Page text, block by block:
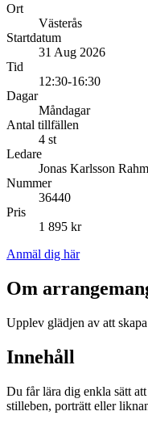
Ort
Västerås
Startdatum
31 Aug 2026
Tid
12:30-16:30
Dagar
Måndagar
Antal tillfällen
4 st
Ledare
Jonas Karlsson
Nummer
36440
Pris
1 895 kr
Anmäl dig här
Om
Upplev glädjen av att
Innehåll
Du får lära dig enkla sätt
stilleben, porträtt eller